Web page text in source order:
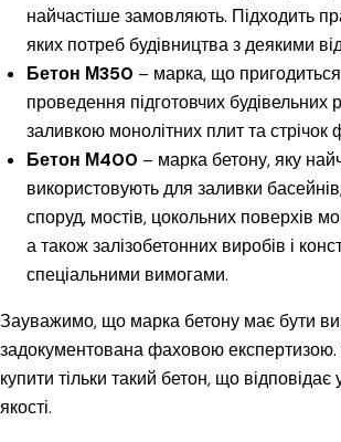
найчастіше замовляють. Підходить
яких потреб будівництва з деякими
Бетон М350 – марка, що
проведення підготовчих будівельних
заливкою монолітних плит та стрічок
Бетон М400 – марка бетону, яку
використовують для заливки
споруд, мостів, цокольних поверхів
а також залізобетонних виробів і
спеціальними вимогами.
Зауважимо, що марка бетону має бути
задокументована фаховою
купити тільки такий бетон, що відповідає
якості.